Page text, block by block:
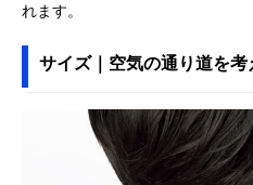
れます。
サイズ｜空気の通り道を